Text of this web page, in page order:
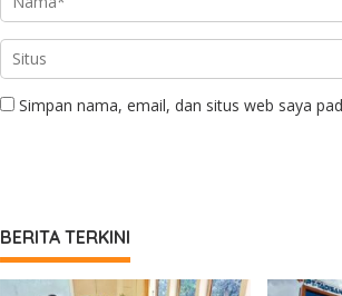
Simpan nama, email, dan situs web saya
BERITA TERKINI